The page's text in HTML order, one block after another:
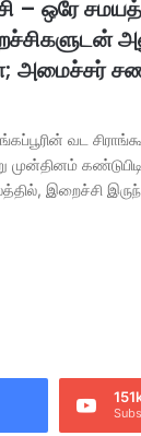
– ஒரே
அமைச்சர்
வட
முன்தினம்
இறைச்சி